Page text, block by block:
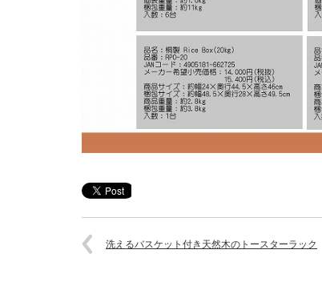
洗えるバスケット付き天然木のトースターラック